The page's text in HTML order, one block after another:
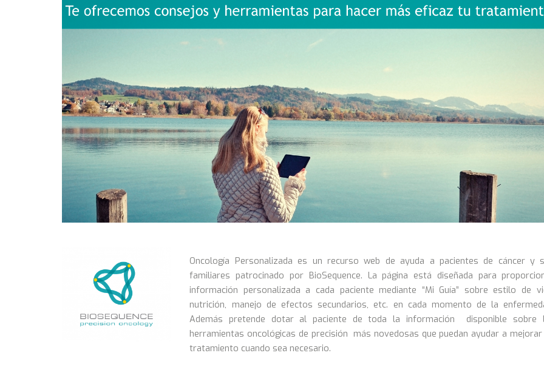
Oncología Personalizada es un recurso web de ayuda a pacientes de cáncer y
familiares patrocinado por BioSequence. La página está diseñada para
información personalizada a cada paciente mediante “Mi Guía” sobre estilo de
nutrición, manejo de efectos secundarios, etc. en cada momento de la
Además pretende dotar al paciente de toda la información disponible sobre
herramientas oncológicas de precisión más novedosas que puedan ayudar a mejorar
tratamiento cuando sea necesario.